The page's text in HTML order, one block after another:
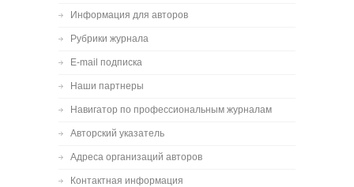
Информация для авторов
Рубрики журнала
E-mail подписка
Наши партнеры
Навигатор по профессиональным журналам
Авторский указатель
Адреса организаций авторов
Контактная информация